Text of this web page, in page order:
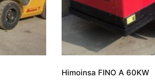
Himoinsa FINO A 60KW